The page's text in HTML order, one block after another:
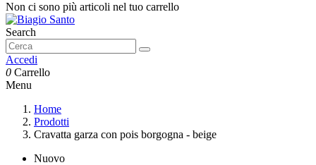
Non ci sono più articoli nel tuo carrello
Search
Accedi
0 Carrello
Menu
Home
Prodotti
Cravatta garza con pois borgogna - beige
Nuovo